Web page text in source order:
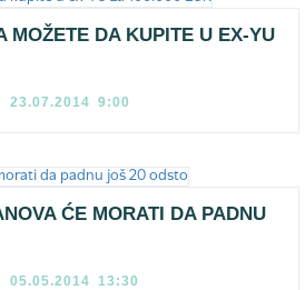
MOŽETE DA KUPITE U EX-YU
23.07.2014 9:00
ĆE MORATI DA PADNU
05.05.2014 13:30